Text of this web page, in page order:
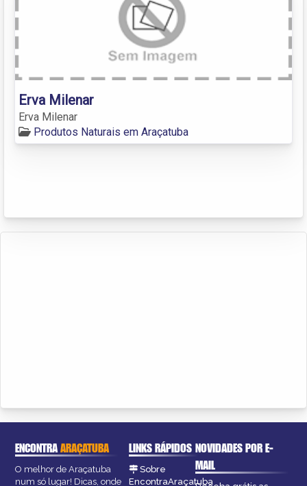
Erva Milenar
Erva Milenar
Produtos Naturais em Araçatuba
ENCONTRAARAÇATUBA
O melhor de Araçatuba
num só lugar! Dicas, onde
LINKS RÁPIDOS
Sobre
EncontraAraçatuba
NOVIDADES POR E-
MAIL